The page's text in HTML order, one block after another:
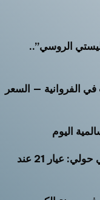
الروسي”..
الفروانية — السعر
اليوم
تحديث محلي: سعر الذهب اليوم في حولي: عيار 21 عند